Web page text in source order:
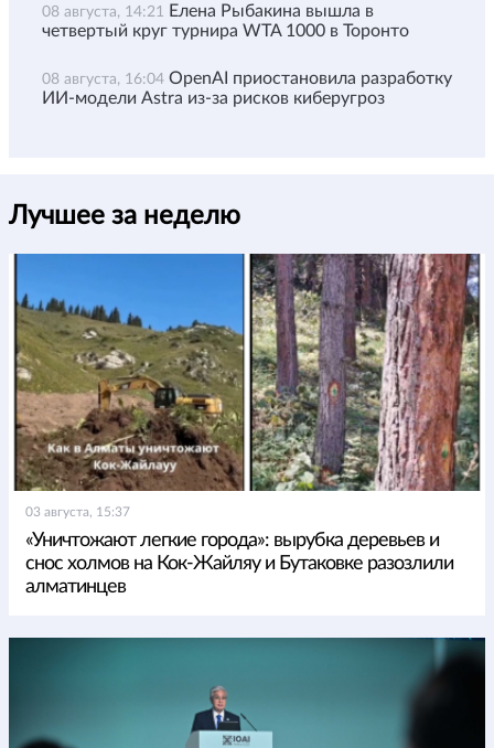
08 августа, 14:21 Елена Рыбакина вышла в
четвертый круг турнира WTA 1000 в Торонто
08 августа, 16:04 OpenAI приостановила разработку
ИИ-модели Astra из-за рисков киберугроз
Лучшее за неделю
03 августа, 15:37
«Уничтожают легкие города»: вырубка деревьев и
снос холмов на Кок-Жайляу и Бутаковке разозлили
алматинцев